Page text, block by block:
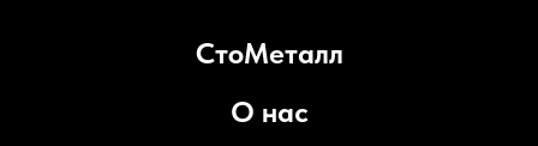
СтоМеталл
О нас